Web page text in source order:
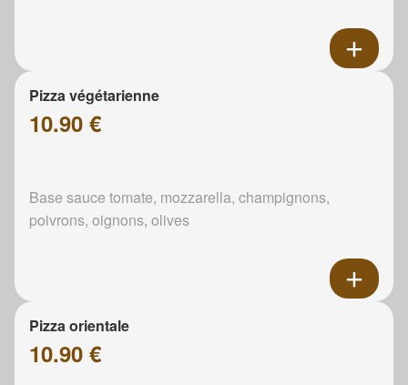
Pizza végétarienne
10.90 €
Base sauce tomate, mozzarella, champignons,
poivrons, oignons, olives
Pizza orientale
10.90 €